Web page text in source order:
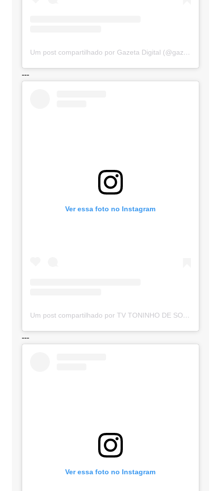
Um post compartilhado por Gazeta Digital (@gazetadigital)
---
Ver essa foto no Instagram
Um post compartilhado por TV TONINHO DE SOUZA (@toninhodesouzamt)
---
Ver essa foto no Instagram